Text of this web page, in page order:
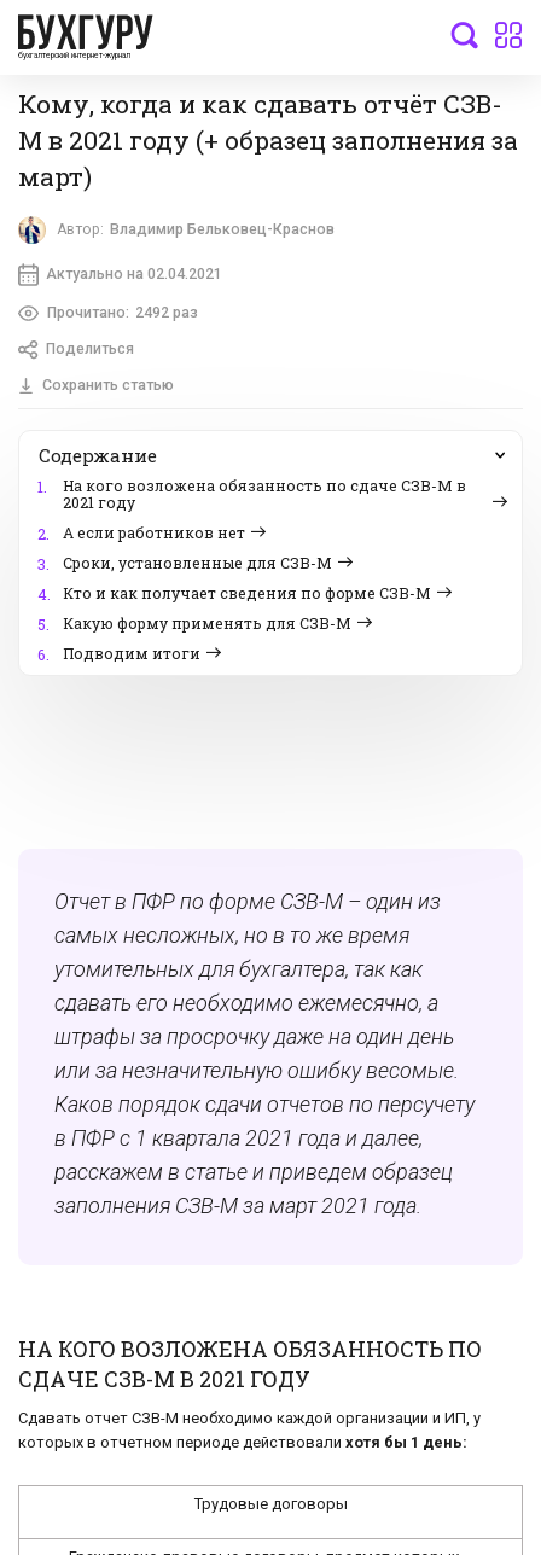
бухгалтерский интернет-журнал
Кому, когда и как сдавать отчёт СЗВ-
М в 2021 году (+ образец заполнения за
март)
Автор: Владимир Бельковец-Краснов
Актуально на 02.04.2021
Прочитано: 2492 раз
Поделиться
Сохранить статью
Содержание
1.
На кого возложена обязанность по сдаче СЗВ-М в
2021 году
2.
А если работников нет
3.
Сроки, установленные для СЗВ-М
4.
Кто и как получает сведения по форме СЗВ-М
5.
Какую форму применять для СЗВ-М
6.
Подводим итоги
Отчет в ПФР по форме СЗВ-М – один из
самых несложных, но в то же время
утомительных для бухгалтера, так как
сдавать его необходимо ежемесячно, а
штрафы за просрочку даже на один день
или за незначительную ошибку весомые.
Каков порядок сдачи отчетов по персучету
в ПФР с 1 квартала 2021 года и далее,
расскажем в статье и приведем образец
заполнения СЗВ-М за март 2021 года.
НА КОГО ВОЗЛОЖЕНА ОБЯЗАННОСТЬ ПО
СДАЧЕ СЗВ-М В 2021 ГОДУ
Сдавать отчет СЗВ-М необходимо каждой организации и ИП, у
которых в отчетном периоде действовали хотя бы 1 день:
Трудовые договоры